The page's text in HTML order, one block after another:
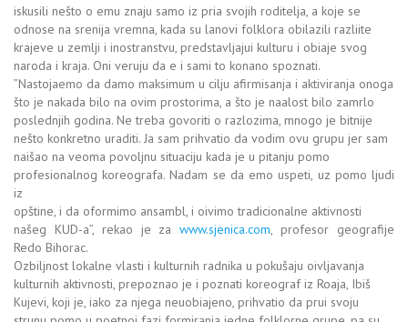
iskusili nešto o emu znaju samo iz pria svojih roditelja, a koje se
odnose na srenija vremna, kada su lanovi folklora obilazili razliite
krajeve u zemlji i inostranstvu, predstavljajui kulturu i obiaje svog
naroda i kraja. Oni veruju da e i sami to konano spoznati.
”Nastojaemo da damo maksimum u cilju afirmisanja i aktiviranja onoga
što je nakada bilo na ovim prostorima, a što je naalost bilo zamrlo
poslednjih godina. Ne treba govoriti o razlozima, mnogo je bitnije
nešto konkretno uraditi. Ja sam prihvatio da vodim ovu grupu jer sam
naišao na veoma povoljnu situaciju kada je u pitanju pomo
profesionalnog koreografa. Nadam se da emo uspeti, uz pomo ljudi
iz
opštine, i da oformimo ansambl, i oivimo tradicionalne aktivnosti
našeg KUD-a”, rekao je zawww.sjenica.com, profesor geografije
Redo Bihorac.
Ozbiljnost lokalne vlasti i kulturnih radnika u pokušaju oivljavanja
kulturnih aktivnosti, prepoznao je i poznati koreograf iz Roaja, Ibiš
Kujevi, koji je, iako za njega neuobiajeno, prihvatio da prui svoju